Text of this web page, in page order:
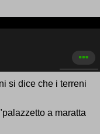
si dice che i terreni
a maratta